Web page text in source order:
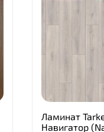
Ламинат
Навигатор